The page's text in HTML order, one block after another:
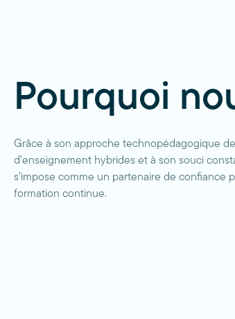
Pourquoi
Grâce à son approche technopédagogique
d’enseignement hybrides et à son souci
s’impose comme un partenaire de confiance
formation continue.